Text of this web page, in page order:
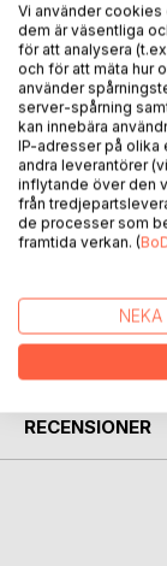
BESKRIVNING
Sigurd Slembe
Berrføtt. Derfor
arbeidet hardt
mange
Hvaler i 1139.
FÖRFATTARE
RECENSIONER
Vi använder
dem är väsentliga
för att analysera
och för att mäta hur
använder
server-spårning
kan innebära
IP-adresser på olika
andra leverantörer
inflytande över den
från
de processer som
framtida verkan. (
NEKA